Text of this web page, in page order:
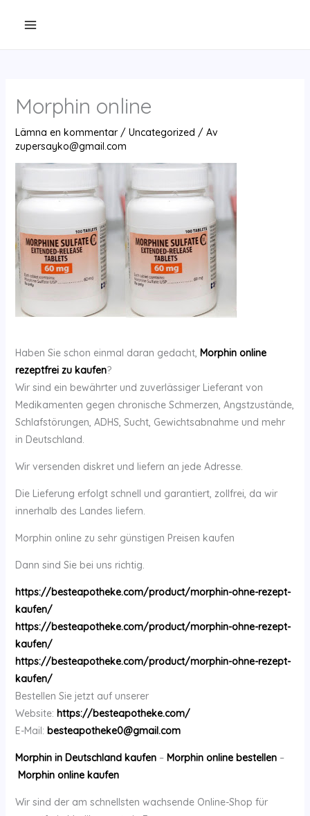
Morphin online
Lämna en kommentar / Uncategorized / Av
zupersayko@gmail.com
Haben Sie schon einmal daran gedacht, Morphin online
rezeptfrei zu kaufen?
Wir sind ein bewährter und zuverlässiger Lieferant von
Medikamenten gegen chronische Schmerzen, Angstzustände,
Schlafstörungen, ADHS, Sucht, Gewichtsabnahme und mehr
in Deutschland.
Wir versenden diskret und liefern an jede Adresse.
Die Lieferung erfolgt schnell und garantiert, zollfrei, da wir
innerhalb des Landes liefern.
Morphin online zu sehr günstigen Preisen kaufen
Dann sind Sie bei uns richtig.
https://besteapotheke.com/product/morphin-ohne-rezept-
kaufen/
https://besteapotheke.com/product/morphin-ohne-rezept-
kaufen/
https://besteapotheke.com/product/morphin-ohne-rezept-
kaufen/
Bestellen Sie jetzt auf unserer
Website: https://besteapotheke.com/
E-Mail: besteapotheke0@gmail.com
Morphin in Deutschland kaufen– Morphin online bestellen–
Morphin online kaufen
Wir sind der am schnellsten wachsende Online-Shop für